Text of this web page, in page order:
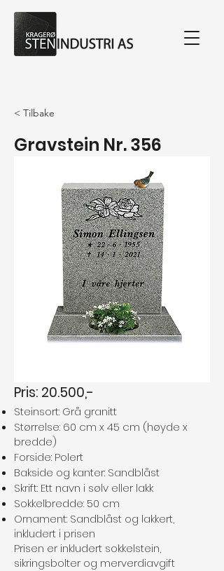
< Tilbake
Gravstein Nr. 356
Pris: 20.500,-
Steinsort: Grå granitt
Størrelse: 60 cm x 45 cm (høyde x
bredde)
Forside: Polert
Bakside og kanter: Sandblåst
Skrift: Ett navn i sølv eller lakk
Sokkelbredde: 50 cm
Ornament: Sandblåst og lakkert,
inkludert i prisen
Prisen er inkludert sokkelstein,
sikringsbolter og merverdiavgift